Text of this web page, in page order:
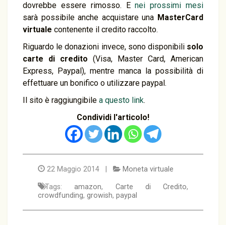
dovrebbe essere rimosso. Enei prossimi mesi
sarà possibile anche acquistare una MasterCard
virtuale contenente il credito raccolto.
Riguardo le donazioni invece, sono disponibili solo
carte di credito (Visa, Master Card, American
Express, Paypal), mentre manca la possibilità di
effettuare un bonifico o utilizzare paypal.
Il sito è raggiungibile a questo link.
Condividi l'articolo!
22 Maggio 2014 | Moneta virtuale
Tags:amazon, Carte di Credito,
crowdfunding, growish, paypal